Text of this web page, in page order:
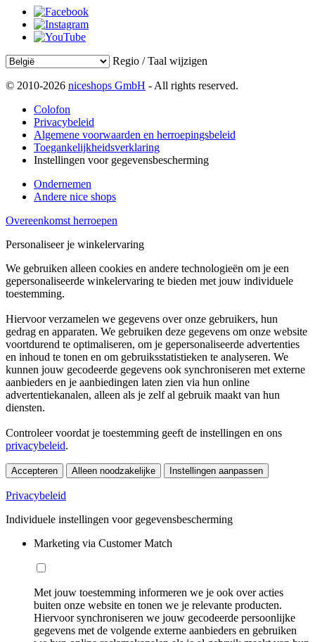
Regio / Taal wijzigen
© 2010-2026 niceshops GmbH - All rights reserved.
Colofon
Privacybeleid
Algemene voorwaarden en herroepingsbeleid
Toegankelijkheidsverklaring
Instellingen voor gegevensbescherming
Ondernemen
Andere nice shops
Overeenkomst herroepen
Personaliseer je winkelervaring
We gebruiken alleen cookies en andere technologieën om je een
gepersonaliseerde winkelervaring te bieden met jouw individuele
toestemming.
Hiervoor verzamelen we gegevens over onze gebruikers, hun
gedrag en apparaten. We gebruiken deze gegevens om onze website
voortdurend te optimaliseren, om je gepersonaliseerde advertenties
en inhoud te tonen en om gebruiksstatistieken te analyseren. We
kunnen jouw gecodeerde gegevens ook synchroniseren met externe
aanbieders en je aanbiedingen laten zien via hun online
advertentiekanalen, alleen als je zelf al gebruik maakt van hun
diensten.
Controleer voordat je toestemming geeft de instellingen en ons
privacybeleid.
Accepteren Alleen noodzakelijke Instellingen aanpassen
Privacybeleid
Individuele instellingen voor gegevensbescherming
Marketing via Customer Match
Met jouw toestemming informeren we je ook over acties
buiten onze website en tonen we je relevante producten.
Hiervoor synchroniseren we jouw gecodeerde persoonlijke
gegevens met de volgende externe aanbieders en gebruiken